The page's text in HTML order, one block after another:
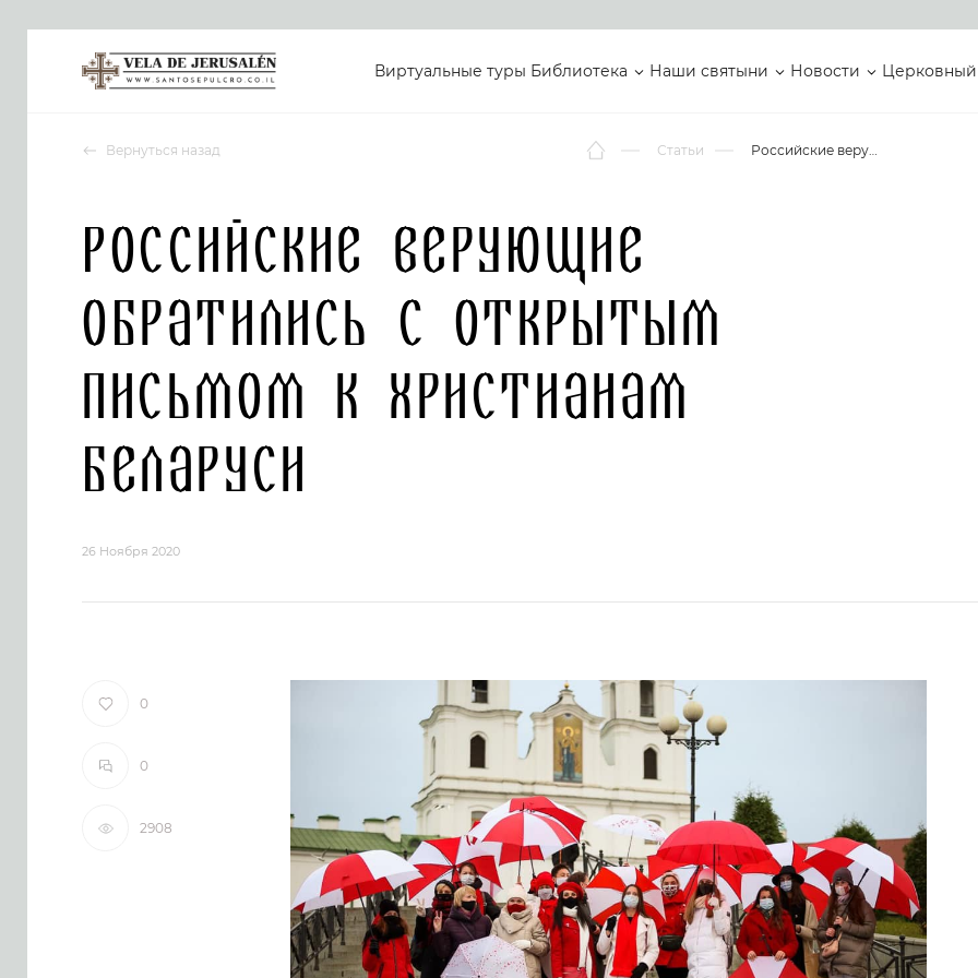
Виртуальные туры Библиотека Наши святыни Новости Церковный
Вернуться назад Статьи Российские верующие обратились с открытым письмом к христианам Беларуси
Российские верующие
обратились с открытым
письмом к христианам
Беларуси
26 Ноября 2020
0
0
2908